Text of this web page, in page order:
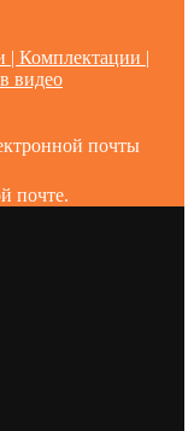
| Комплектации |
видео
почты
почте.